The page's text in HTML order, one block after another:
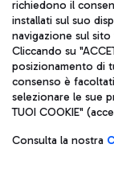
richiedono il
installati sul suo
navigazione sul
Cliccando su
posizionamento di
consenso è
selezionare le sue
TUOI COOKIE"
Consulta la nostra